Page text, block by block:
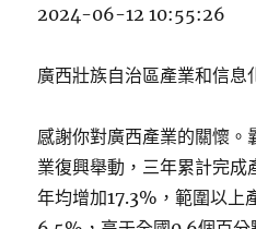
2024-06-12 10:55:26
廣西壯族自治區產業和信息
感謝你對廣西產業的關懷。
業復興舉動，三年累計完成
年均增加17.3%，範圍以上